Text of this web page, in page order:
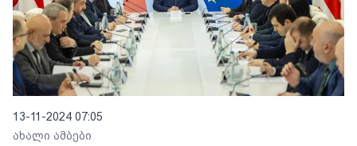
13-11-2024 07:05
ახალი ამბები